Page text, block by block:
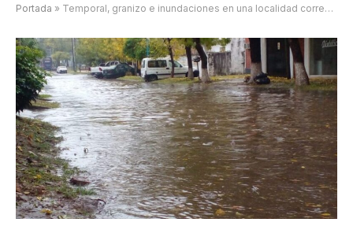
Portada » Temporal, granizo e inundaciones en una localidad correntina